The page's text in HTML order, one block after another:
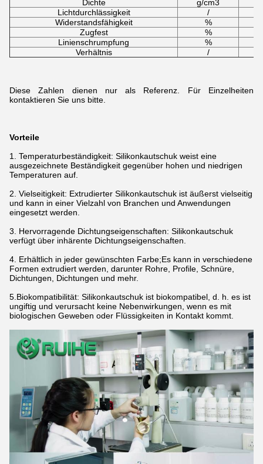
Dichte
g/cm3
Lichtdurchlässigkeit
/
Widerstandsfähigkeit
%
Zugfest
%
Linienschrumpfung
%
Verhältnis
/
Diese Zahlen dienen nur als Referenz. Für Einzelheiten
kontaktieren Sie uns bitte.
Vorteile
1. Temperaturbeständigkeit: Silikonkautschuk weist eine
ausgezeichnete Beständigkeit gegenüber hohen und niedrigen
Temperaturen auf.
2. Vielseitigkeit: Extrudierter Silikonkautschuk ist äußerst vielseitig
und kann in einer Vielzahl von Branchen und Anwendungen
eingesetzt werden.
3. Hervorragende Dichtungseigenschaften: Silikonkautschuk
verfügt über inhärente Dichtungseigenschaften.
4. Erhältlich in jeder gewünschten Farbe;Es kann in verschiedene
Formen extrudiert werden, darunter Rohre, Profile, Schnüre,
Dichtungen, Dichtungen und mehr.
5.Biokompatibilität: Silikonkautschuk ist biokompatibel, d. h. es ist
ungiftig und verursacht keine Nebenwirkungen, wenn es mit
biologischen Geweben oder Flüssigkeiten in Kontakt kommt.